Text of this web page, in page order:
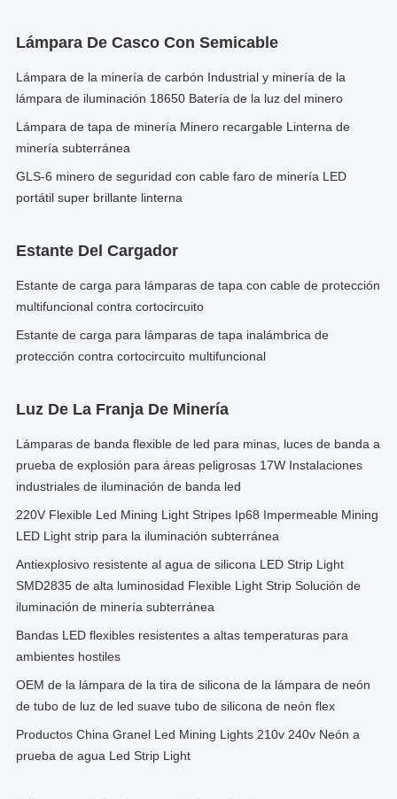
Lámpara De Casco Con Semicable
Lámpara de la minería de carbón Industrial y minería de la
lámpara de iluminación 18650 Batería de la luz del minero
Lámpara de tapa de minería Minero recargable Linterna de
minería subterránea
GLS-6 minero de seguridad con cable faro de minería LED
portátil super brillante linterna
Estante Del Cargador
Estante de carga para lámparas de tapa con cable de protección
multifuncional contra cortocircuito
Estante de carga para lámparas de tapa inalámbrica de
protección contra cortocircuito multifuncional
Luz De La Franja De Minería
Lámparas de banda flexible de led para minas, luces de banda a
prueba de explosión para áreas peligrosas 17W Instalaciones
industriales de iluminación de banda led
220V Flexible Led Mining Light Stripes Ip68 Impermeable Mining
LED Light strip para la iluminación subterránea
Antiexplosivo resistente al agua de silicona LED Strip Light
SMD2835 de alta luminosidad Flexible Light Strip Solución de
iluminación de minería subterránea
Bandas LED flexibles resistentes a altas temperaturas para
ambientes hostiles
OEM de la lámpara de la tira de silicona de la lámpara de neón
de tubo de luz de led suave tubo de silicona de neón flex
Productos China Granel Led Mining Lights 210v 240v Neón a
prueba de agua Led Strip Light